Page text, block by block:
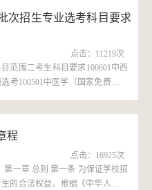
学层次：本科学校识别码：
新建区梅岭大道1688号邮政编
次招生专业选考科目要求
点击： 11219次
范围二考生科目要求100601中西
考100501中医学（国家免费医学
技术物理和化学均须选考080711
计算机科学与技术物理和化学
程
点击： 16925次
一章 总则 第一条 为保证学校招
的合法权益，根据《中华人民共